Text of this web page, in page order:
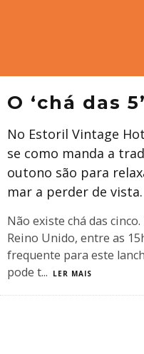
O ‘chá das
No Estoril Vintage
se como manda a
outono são para
mar a perder de vista.
Não existe chá das
Reino Unido, entre as
frequente para este
pode t... LER MAIS